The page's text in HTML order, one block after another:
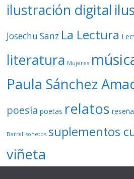
ilustración digital
Josechu Sanz La Lectura
literatura Mujeres
Paula Sánchez
poesía poetas relatos
Barral sonetos suplementos
viñeta